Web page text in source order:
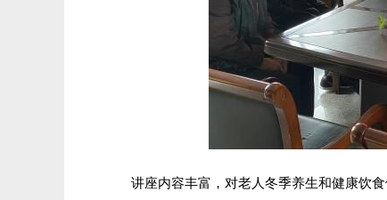
讲座内容丰富，对老人冬季养生和健康饮